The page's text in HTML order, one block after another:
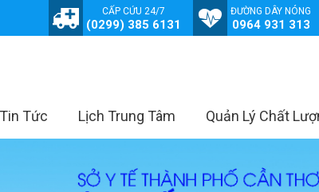
CẤP CỨU 24/7
(0299) 385 6131
ĐƯỜNG DÂY NÓNG
0964 931 313
Tin Tức Lịch Trung Tâm Quản Lý Chất